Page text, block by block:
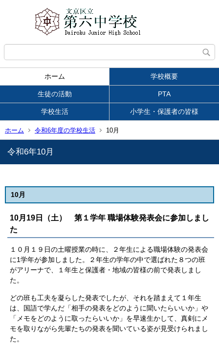
ホーム 学校概要
生徒の活動 PTA
学校生活 小学生・保護者の皆様
ホーム 令和6年度の学校生活 10月
令和6年10月
10月
10月19日（土） 第１学年 職場体験発表会に参加しまし
た
１０月１９日の土曜授業の時に、２年生による職場体験の発表会
に1学年が参加しました。２年生の学年の中で選ばれた８つの班
がアリーナで、１年生と保護者・地域の皆様の前で発表しまし
た。
どの班も工夫を凝らした発表でしたが、それを踏まえて１年生
は、国語で学んだ「相手の発表をどのように聞いたらいいか」や
「メモをどのように取ったらいいか」を早速生かして、真剣にメ
モを取りながら先輩たちの発表を聞いている姿が見受けられまし
た。